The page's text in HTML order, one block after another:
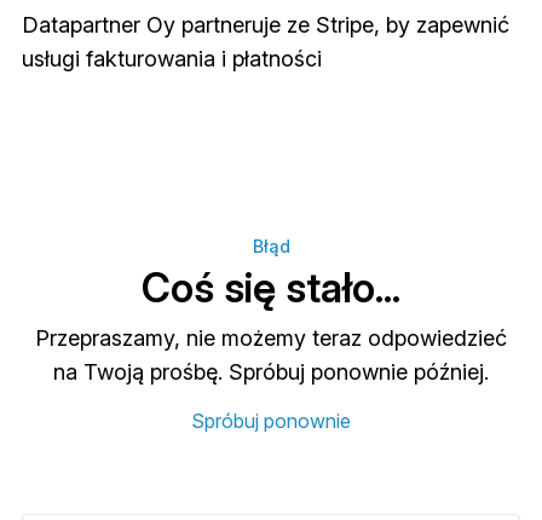
Datapartner Oy partneruje ze Stripe, by zapewnić
usługi fakturowania i płatności
Błąd
Coś się stało...
Przepraszamy, nie możemy teraz odpowiedzieć
na Twoją prośbę. Spróbuj ponownie później.
Spróbuj ponownie